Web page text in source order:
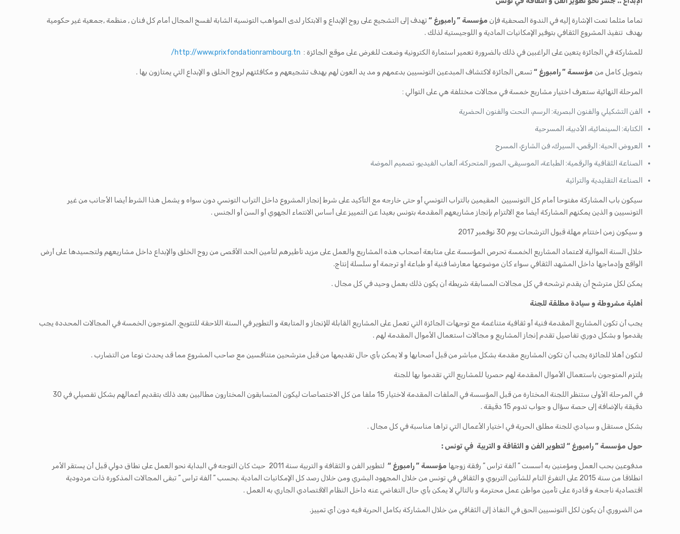
تماما مثلما تمت الإشارة إليه في الندوة الصحفية فإن مؤسسة ” رامبورغ “تهدف إلى التشجيع على روح الإبداع و الابتكار لدى المواهب التونسية الشابة لفسح المجال أمام كل فنان , منظمة ,جمعية غير حكومية
بهدف تنفيذ المشروع الثقافي بتوفير الإمكانيات المادية و اللوجيستية لذلك .
للمشاركة في الجائزة يتعين على الراغبين في ذلك بالضرورة تعمير استمارة الكترونية وضعت للغرض على موقع الجائزة : http://www.prixfondationrambourg.tn/
بتمويل كامل من مؤسسة ” رامبورغ “تسعى الجائزة لاكتشاف المبدعين التونسيين بدعمهم و مد يد العون لهم بهدف تشجيعهم و مكافئتهم لروح الخلق و الإبداع التي يمتازون بها .
المرحلة النهائية ستعرف اختيار مشاريع خمسة في مجالات مختلفة هي على التوالي :
الفن التشكيلي والفنون البصرية: الرسم، النحت والفنون الحضرية
الكتابة: السينمائية، الأدبية، المسرحية
العروض الحية: الرقص، السيرك، فن الشارع، المسرح
الصناعة الثقافية والرقمية: الطباعة، الموسيقى، الصور المتحركة، ألعاب الفيديو، تصميم الموضة
الصناعة التقليدية والتراثية
سيكون باب المشاركة مفتوحا أمام كل التونسيين المقيمين بالتراب التونسي أو حتى خارجه مع التأكيد على شرط إنجاز المشروع داخل التراب التونسي دون سواه و يشمل هذا الشرط أيضا الأجانب من غير
التونسيين و الذين يمكنهم المشاركة أيضا مع الالتزام بإنجاز مشاريعهم المقدمة بتونس بعيدا عن التمييز على أساس الانتماء الجهوي أو السن أو الجنس .
و سيكون زمن اختتام مهلة قبول الترشحات يوم 30 نوفمبر 2017
خلال السنة الموالية لاعتماد المشاريع الخمسة تحرص المؤسسة على متابعة أصحاب هذه المشاريع والعمل على مزيد تأطيرهم لتأمين الحد الأقصى من روح الخلق والإبداع داخل مشاريعهم ولتجسيدها على أرض
الواقع وإدماجها داخل المشهد الثقافي سواء كان موضوعها معارضا فنية أو طباعة أو ترجمة أو سلسلة إنتاج.
يمكن لكل مترشح أن يقدم ترشحه في كل مجالات المسابقة شريطة أن يكون ذلك بعمل وحيد في كل مجال .
أهلية مشروطة و سيادة مطلقة للجنة
يجب أن تكون المشاريع المقدمة فنية أو ثقافية متناغمة مع توجهات الجائزة التي تعمل على المشاريع القابلة للإنجاز و المتابعة و التطوير في السنة اللاحقة للتتويج, المتوجون الخمسة في المجالات المحددة يجب
يقدموا و بشكل دوري تفاصيل تقدم إنجاز المشاريع و مجالات استعمال الأموال المقدمة لهم .
لتكون أهلا للجائزة يجب أن تكون المشاريع مقدمة بشكل مباشر من قبل أصحابها و لا يمكن بأي حال تقديمها من قبل مترشحين متنافسين مع صاحب المشروع مما قد يحدث نوعا من التضارب .
يلتزم المتوجون باستعمال الأموال المقدمة لهم حصريا للمشاريع التي تقدموا بها للجنة
في المرحلة الأولى ستنظر اللجنة المختارة من قبل المؤسسة في الملفات المقدمة لاختيار 15 ملفا من كل الاختصاصات ليكون المتسابقون المختارون مطالبين بعد ذلك بتقديم أعمالهم بشكل تفصيلي في 30
دقيقة بالإضافة إلى حصة سؤال و جواب تدوم 15 دقيقة .
بشكل مستقل و سيادي للجنة مطلق الحرية في اختيار الأعمال التي تراها مناسبة في كل مجال .
حول مؤسسة ” رامبورغ “ لتطوير الفن و الثقافة و التربية في تونس :
مدفوعين بحب العمل ومؤمنين به أسست ” ألفة تراس ” رفقة زوجها مؤسسة ” رامبورغ “
لتطوير الفن و الثقافة و التربية سنة 2011 حيث كان التوجه في البداية نحو العمل على نطاق دولي قبل أن يستقر الأمر
انطلاقا من سنة 2015 على التفرغ التام للشأنين التربوي و الثقافي في تونس من خلال المجهود البشري ومن خلال رصد كل الإمكانيات المادية .بحسب ” ألفة تراس ” تبقى المجالات المذكورة ذات مردودية
اقتصادية ناجحة و قادرة على تأمين مواطن عمل محترمة و بالتالي لا يمكن بأي حال التغاضي عنه داخل النظام الاقتصادي الجاري به العمل .
من الضروري أن يكون لكل التونسيين الحق في النفاذ إلى الثقافي من خلال المشاركة بكامل الحرية فيه دون أي تمييز.